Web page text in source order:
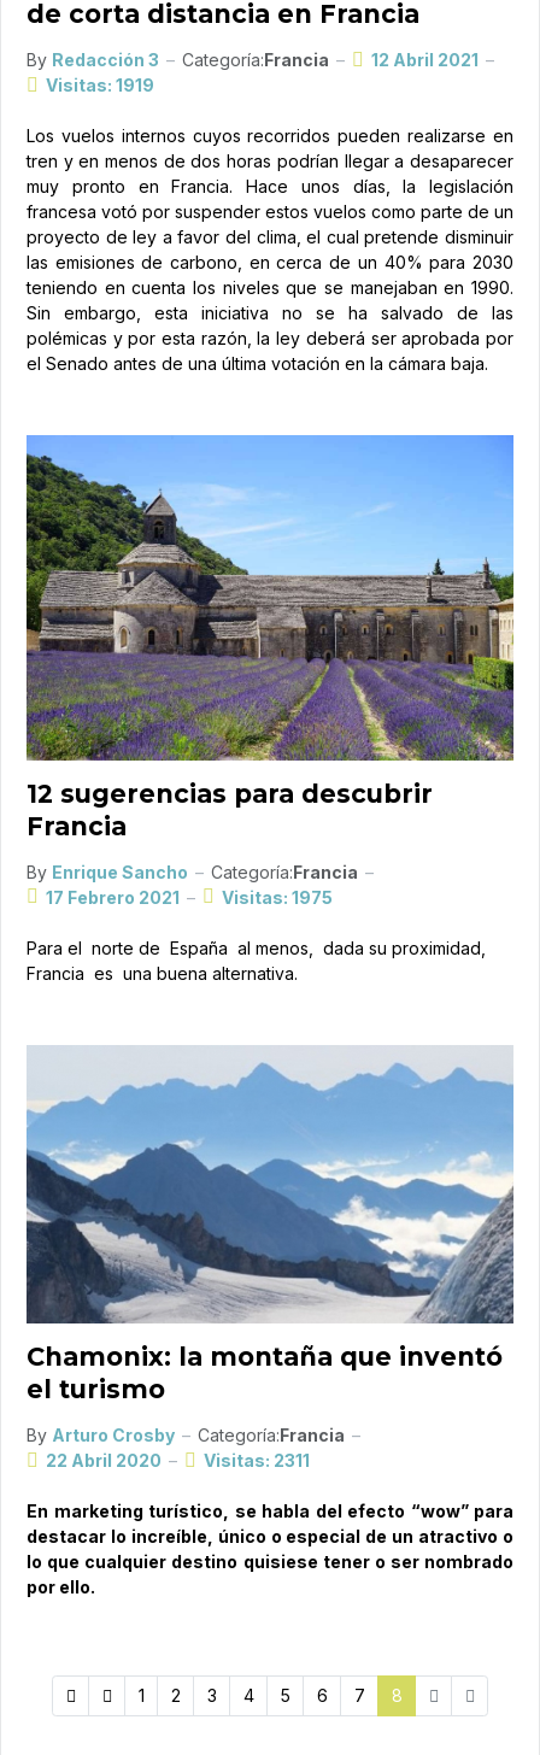
de corta distancia en Francia
By Redacción 3 Categoría:Francia
12 Abril 2021
Visitas: 1919
Los vuelos internos cuyos recorridos pueden realizarse en
tren y en menos de dos horas podrían llegar a desaparecer
muy pronto en Francia. Hace unos días, la legislación
francesa votó por suspender estos vuelos como parte de un
proyecto de ley a favor del clima, el cual pretende disminuir
las emisiones de carbono, en cerca de un 40% para 2030
teniendo en cuenta los niveles que se manejaban en 1990.
Sin embargo, esta iniciativa no se ha salvado de las
polémicas y por esta razón, la ley deberá ser aprobada por
el Senado antes de una última votación en la cámara baja.
12 sugerencias para descubrir
Francia
By Enrique Sancho Categoría:Francia
17 Febrero 2021
Visitas: 1975
Para el norte de España al menos, dada su proximidad,
Francia es una buena alternativa.
Chamonix: la montaña que inventó
el turismo
By Arturo Crosby Categoría:Francia
22 Abril 2020
Visitas: 2311
En marketing turístico, se habla del efecto “wow” para
destacar lo increíble, único o especial de un atractivo o
lo que cualquier destino quisiese tener o ser nombrado
por ello.
1 2 3 4 5 6 7 8